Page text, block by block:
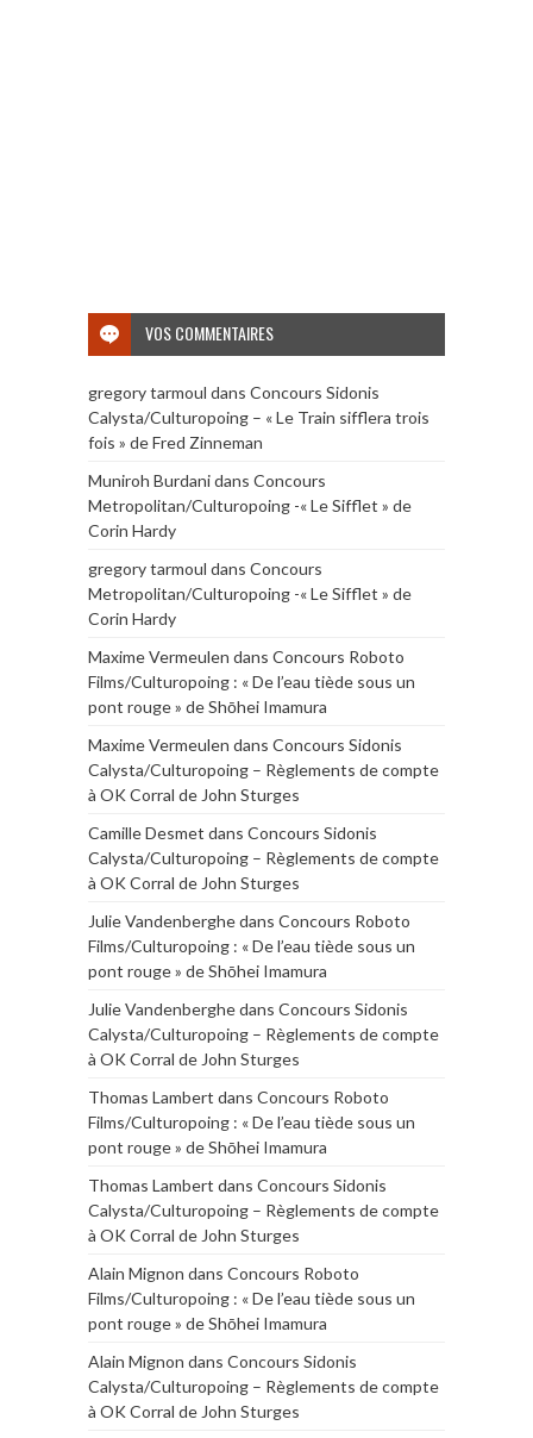
VOS COMMENTAIRES
gregory tarmoul dans Concours Sidonis
Calysta/Culturopoing – « Le Train sifflera trois
fois » de Fred Zinneman
Muniroh Burdanidans Concours
Metropolitan/Culturopoing -« Le Sifflet » de
Corin Hardy
gregory tarmoul dans Concours
Metropolitan/Culturopoing -« Le Sifflet » de
Corin Hardy
Maxime Vermeulen dans Concours Roboto
Films/Culturopoing : « De l’eau tiède sous un
pont rouge » de Shōhei Imamura
Maxime Vermeulen dans Concours Sidonis
Calysta/Culturopoing – Règlements de compte
à OK Corral de John Sturges
Camille Desmet dans Concours Sidonis
Calysta/Culturopoing – Règlements de compte
à OK Corral de John Sturges
Julie Vandenberghedans Concours Roboto
Films/Culturopoing : « De l’eau tiède sous un
pont rouge » de Shōhei Imamura
Julie Vandenberghedans Concours Sidonis
Calysta/Culturopoing – Règlements de compte
à OK Corral de John Sturges
Thomas Lambert dans Concours Roboto
Films/Culturopoing : « De l’eau tiède sous un
pont rouge » de Shōhei Imamura
Thomas Lambert dans Concours Sidonis
Calysta/Culturopoing – Règlements de compte
à OK Corral de John Sturges
Alain Mignon dans Concours Roboto
Films/Culturopoing : « De l’eau tiède sous un
pont rouge » de Shōhei Imamura
Alain Mignon dans Concours Sidonis
Calysta/Culturopoing – Règlements de compte
à OK Corral de John Sturges